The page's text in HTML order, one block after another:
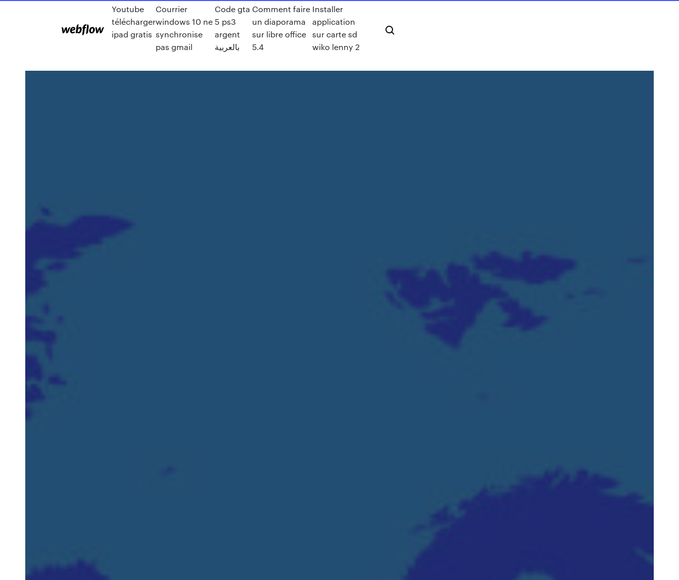
Youtube
télécharger
ipad gratis
Courrier
windows 10 ne
synchronise
pas gmail
Code gta
5 ps3
argent
بالعربية
Comment faire
un diaporama
sur libre office
5.4
Installer
application
sur carte sd
wiko lenny 2